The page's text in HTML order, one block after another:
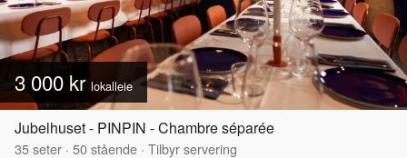
3 000 kr lokalleie
Jubelhuset - PINPIN - Chambre séparée
35seter · 50stående · Tilbyr servering